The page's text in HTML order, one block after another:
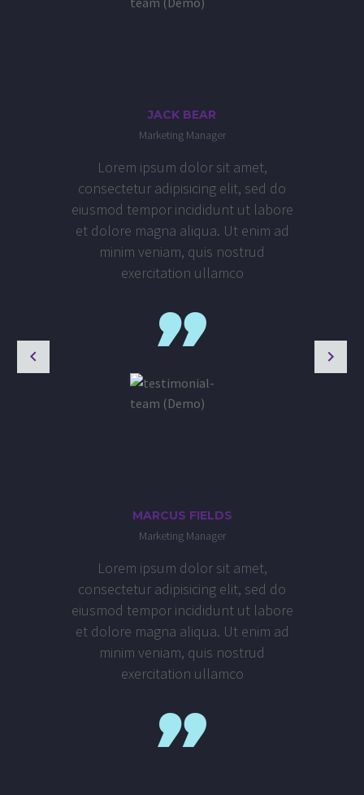
JACK BEAR
Marketing Manager
Lorem ipsum dolor sit amet,
consectetur adipisicing elit, sed do
eiusmod tempor incididunt ut labore
et dolore magna aliqua. Ut enim ad
minim veniam, quis nostrud
exercitation ullamco
MARCUS FIELDS
Marketing Manager
Lorem ipsum dolor sit amet,
consectetur adipisicing elit, sed do
eiusmod tempor incididunt ut labore
et dolore magna aliqua. Ut enim ad
minim veniam, quis nostrud
exercitation ullamco